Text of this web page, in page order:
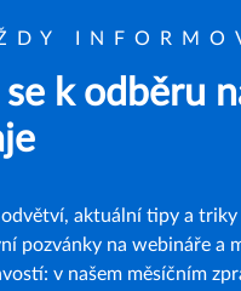
se k odběru
aktuální tipy a triky
pozvánky na webináře a
v našem měsíčním